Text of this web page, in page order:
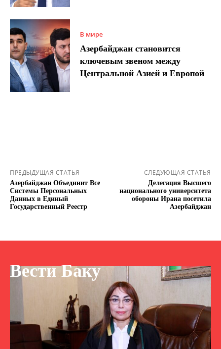
В мире
Азербайджан становится
ключевым звеном между
Центральной Азией и Европой
ПРЕДЫДУЩАЯ СТАТЬЯ
Азербайджан Объединит Все
Системы Персональных
Данных в Единый
Государственный Реестр
СЛЕДУЮЩАЯ СТАТЬЯ
Делегация Высшего
национального университета
обороны Ирана посетила
Азербайджан
Вести Баку